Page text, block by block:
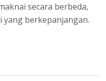
secara berbeda,
berkepanjangan.